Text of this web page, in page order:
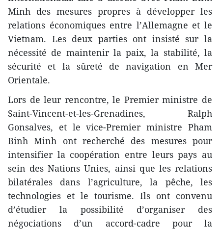
Minh des mesures propres à développer les
relations économiques entre l’Allemagne et le
Vietnam. Les deux parties ont insisté sur la
nécessité de maintenir la paix, la stabilité, la
sécurité et la sûreté de navigation en Mer
Orientale.
Lors de leur rencontre, le Premier ministre de
Saint-Vincent-et-les-Grenadines, Ralph
Gonsalves, et le vice-Premier ministre Pham
Binh Minh ont recherché des mesures pour
intensifier la coopération entre leurs pays au
sein des Nations Unies, ainsi que les relations
bilatérales dans l’agriculture, la pêche, les
technologies et le tourisme. Ils ont convenu
d’étudier la possibilité d’organiser des
négociations d’un accord-cadre pour la